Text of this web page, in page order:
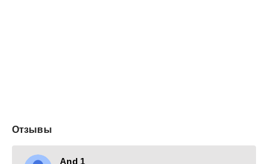
Отзывы
And 1